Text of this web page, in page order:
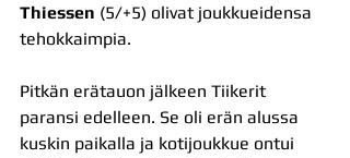
Thiessen (5/+5) olivat joukkueidensa
tehokkaimpia.
Pitkän erätauon jälkeen Tiikerit
paransi edelleen. Se oli erän alussa
kuskin paikalla ja kotijoukkue ontui